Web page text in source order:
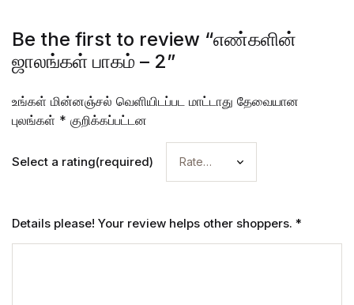
Be the first to review “எண்களின்
ஜாலங்கள் பாகம் – 2”
உங்கள் மின்னஞ்சல் வெளியிடப்பட மாட்டாது தேவையான
புலங்கள் * குறிக்கப்பட்டன
Select a rating(required)
Details please! Your review helps other shoppers. *